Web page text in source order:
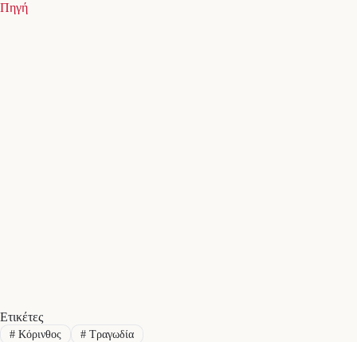
Πηγή
Ετικέτες
#Κόρινθος #Τραγωδία